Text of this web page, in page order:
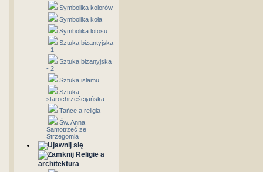
Symbolika kolorów
Symbolika koła
Symbolika lotosu
Sztuka bizantyjska
- 1
Sztuka bizanyjska
- 2
Sztuka islamu
Sztuka
starochrześcijańska
Tańce a religia
Św. Anna
Samotrzeć ze
Strzegomia
Religie a
architektura